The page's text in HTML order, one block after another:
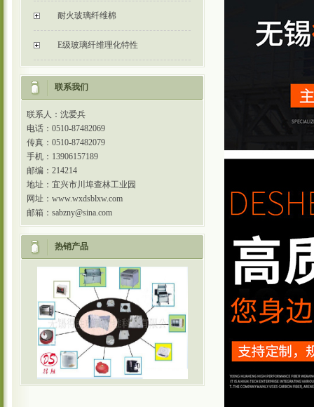
耐火玻璃纤维棉
E级玻璃纤维理化特性
联系我们
联系人：沈爱兵
电话：0510-87482069
传真：0510-87482079
手机：13906157189
邮编：214214
地址：宜兴市川埠查林工业园
网址：www.wxdsblxw.com
邮箱：sabzny@sina.com
热销产品